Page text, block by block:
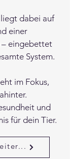
dabei auf
einer
– eingebettet
System.
im Fokus,
und
für dein Tier.